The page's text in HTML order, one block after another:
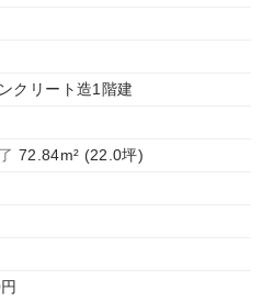
クリート造1階建
72.84m² (22.0坪)